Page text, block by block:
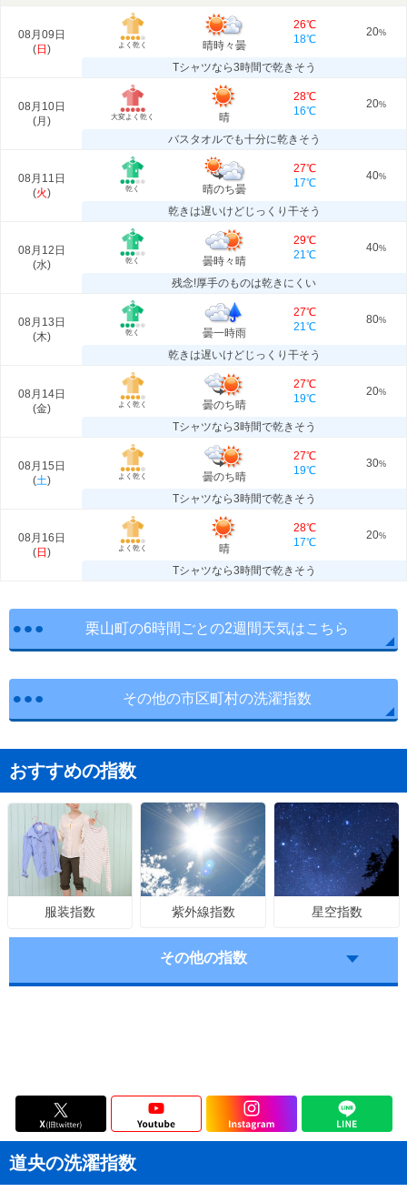
08月09日
(日 ) よく乾く 晴時々曇
26℃
18℃
20%
Tシャツなら3時間で乾きそう
08月10日
(月 ) 大変よく乾く 晴
28℃
16℃
20%
バスタオルでも十分に乾きそう
08月11日
(火) 乾く 晴のち曇
27℃
17℃
40%
乾きは遅いけどじっくり干そう
08月12日
(水) 乾く 曇時々晴
29℃
21℃
40%
残念!厚手のものは乾きにくい
08月13日
(木) 乾く 曇一時雨
27℃
21℃
80%
乾きは遅いけどじっくり干そう
08月14日
(金) よく乾く 曇のち晴
27℃
19℃
20%
Tシャツなら3時間で乾きそう
08月15日
(土) よく乾く 曇のち晴
27℃
19℃
30%
Tシャツなら3時間で乾きそう
08月16日
(日 ) よく乾く 晴
28℃
17℃
20%
Tシャツなら3時間で乾きそう
栗山町の6時間ごとの2週間天気はこちら
その他の市区町村の洗濯指数
おすすめの指数
服装指数 紫外線指数 星空指数
その他の指数
道央の洗濯指数